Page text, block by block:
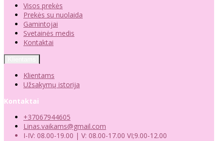
Visos prekės
Prekės su nuolaida
Gamintojai
Svetainės medis
Kontaktai
Klientams
Užsakymų istorija
Kontaktai
+37067944605
Linas.vaikams@gmail.com
I-IV: 08.00-19.00 | V: 08.00-17.00 VI;9.00-12.00